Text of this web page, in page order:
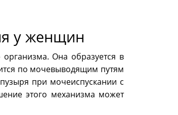
у женщин
Она образуется в
по мочевыводящим путям
при мочеиспускании с
этого механизма может